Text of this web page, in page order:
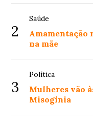
2
Saúde
Amamentação
na mãe
3
Política
Mulheres vão
Misoginia